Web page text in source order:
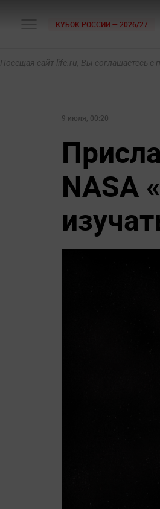
КУБОК РОССИИ — 2026/27
Посещая сайт life.ru, Вы соглашаетесь с
9 июля, 00:20
NASA